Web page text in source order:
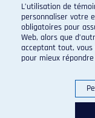
L’utilisation de
personnaliser votre
obligatoires pour
Web, alors que
acceptant tout,
pour mieux